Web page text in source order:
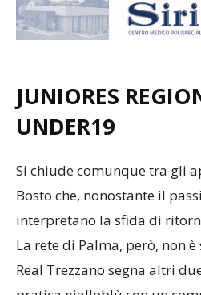
JUNIORES
UNDER19
Si chiude comunque tra gli
Bosto che, nonostante il
interpretano la sfida di
La rete di Palma, però, non
Real Trezzano segna altri